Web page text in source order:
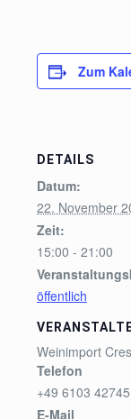
Zum
DETAILS
Datum:
22. November
Zeit:
15:00 - 21:00
öffentlich
Weinimport
Telefon
+49 6103 42745
E-Mail